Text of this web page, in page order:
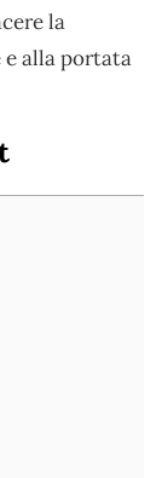
la
e alla portata